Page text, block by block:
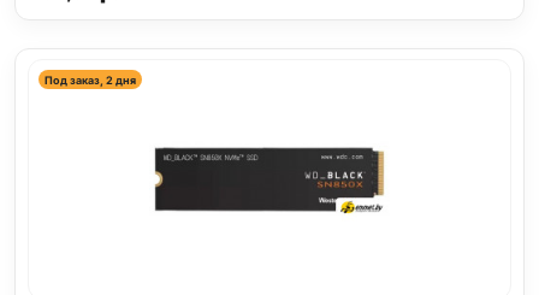
Под заказ, 2 дня